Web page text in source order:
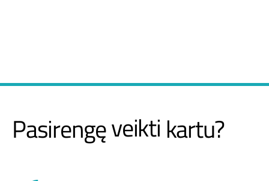
Pasirengęveiktikartu?